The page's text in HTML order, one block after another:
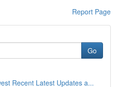
Report Page
Go
Recent Latest Updates a...